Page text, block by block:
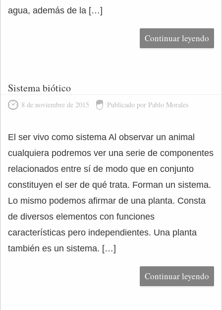
agua, además de la […]
Continuar leyendo
Sistema biótico
8 de noviembre de 2015 Publicado por Pablo Morales
El ser vivo como sistema Al observar un animal
cualquiera podremos ver una serie de componentes
relacionados entre sí de modo que en conjunto
constituyen el ser de qué trata. Forman un sistema.
Lo mismo podemos afirmar de una planta. Consta
de diversos elementos con funciones
características pero independientes. Una planta
también es un sistema. […]
Continuar leyendo